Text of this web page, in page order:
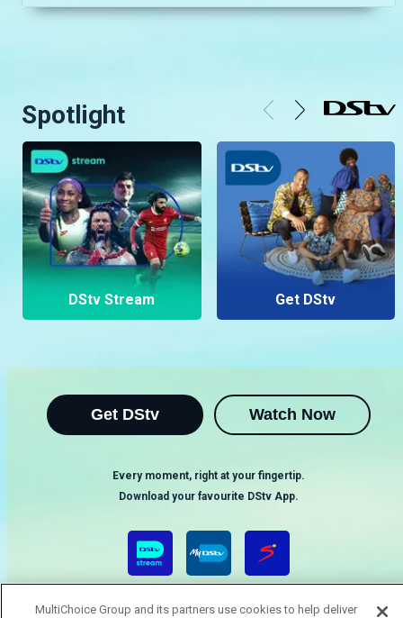
Spotlight
DStv Stream Get DStv
Get DStv Watch Now
Every moment, right at your fingertip.
Download your favourite DStv App.
MultiChoice Group and its partners use cookies to help deliver